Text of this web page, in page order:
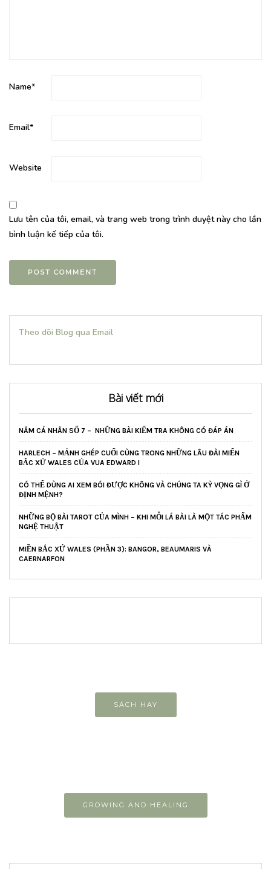
Name*
Email*
Website
Lưu tên của tôi, email, và trang web trong trình duyệt này cho lần
bình luận kế tiếp của tôi.
Theo dõi Blog qua Email
Bài viết mới
NĂM CÁ NHÂN SỐ 7 – NHỮNG BÀI KIỂM TRA KHÔNG CÓ ĐÁP ÁN
HARLECH – MẢNH GHÉP CUỐI CÙNG TRONG NHỮNG LÂU ĐÀI MIẾN
BẮC XỨ WALES CỦA VUA EDWARD I
CÓ THỂ DÙNG AI XEM BÓI ĐƯỢC KHÔNG VÀ CHÚNG TA KỲ VỌNG GÌ Ở
ĐỊNH MỆNH?
NHỮNG BỘ BÀI TAROT CỦA MÌNH – KHI MỖI LÁ BÀI LÀ MỘT TÁC PHẨM
NGHỆ THUẬT
MIỀN BẮC XỨ WALES (PHẦN 3): BANGOR, BEAUMARIS VÀ
CAERNARFON
SÁCH HAY
GROWING AND HEALING